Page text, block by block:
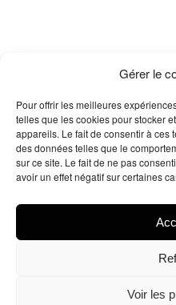
Gérer le
Pour offrir les meilleures
telles que les cookies pour stocker
appareils. Le fait de consentir à ces
des données telles que le
sur ce site. Le fait de ne pas
avoir un effet négatif sur certaines
Voir les
Me contacter
Facebook
X Instagram
LinkedIn
Arnaud Legue –